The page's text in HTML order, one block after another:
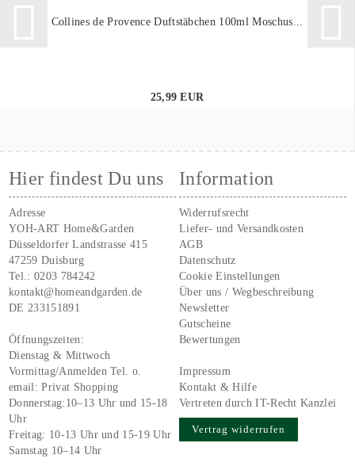
Collines de Provence Duftstäbchen 100ml Moschus...
25,99 EUR
Hier findest Du uns
Adresse
YOH-ART Home&Garden
Düsseldorfer Landstrasse 415
47259 Duisburg
Tel.:0203 784242
kontakt@homeandgarden.de
DE 233151891
Öffnungszeiten:
Dienstag & Mittwoch
Vormittag/Anmelden Tel. o.
email:Privat Shopping
Donnerstag:10–13 Uhr und 15-18
Uhr
Freitag: 10-13 Uhr und 15-19 Uhr
Samstag 10–14 Uhr
Information
Widerrufsrecht
Liefer- und Versandkosten
AGB
Datenschutz
Cookie Einstellungen
Über uns / Wegbeschreibung
Newsletter
Gutscheine
Bewertungen
Impressum
Kontakt & Hilfe
Vertreten durch IT-Recht Kanzlei
Vertrag widerrufen